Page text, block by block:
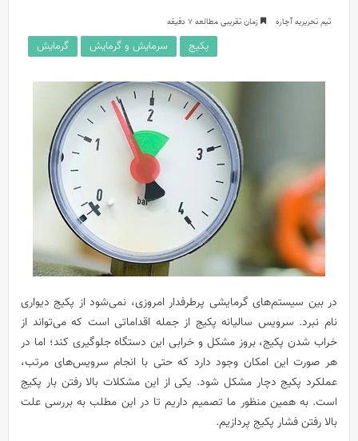
تیم تحریریه آچاره زمان تقریبی مطالعه 7 دقیقه
پکیج سرمایش و گرمایش گرمایش
در بین سیستم‌های گرمایشی پرطرفدار امروزی، نمی‌شود از پکیج دیواری
نام نبرد. سرویس سالیانه پکیج از جمله اقداماتی است که می‌تواند از
خراب شدن پکیج، بروز مشکل و خرابی این دستگاه جلوگیری کند؛ اما در
هر صورت این امکان وجود دارد که حتی با انجام سرویس‌های مرتب،
عملکرد پکیج دچار مشکل شود. یکی از این مشکلات بالا رفتن بار پکیج
است. به همین منظور ما تصمیم داریم تا در این مطلب به بررسی علت
بالا رفتن فشار پکیج پردازیم.